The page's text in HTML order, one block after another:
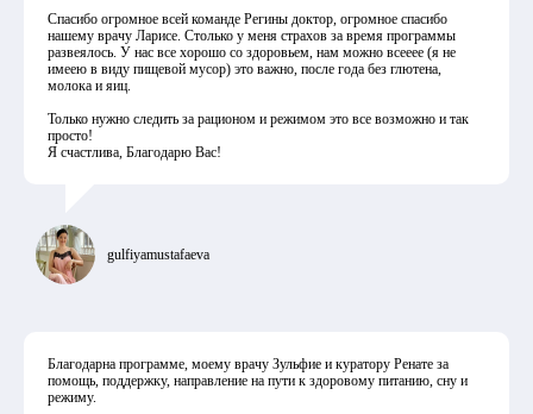
Спасибо огромное всей команде Регины доктор, огромное спасибо
нашему врачу Ларисе. Столько у меня страхов за время программы
развеялось. У нас все хорошо со здоровьем, нам можно всееее (я не
имеею в виду пищевой мусор) это важно, после года без глютена,
молока и яиц.
Только нужно следить за рационом и режимом это все возможно и так
просто!
Я счастлива, Благодарю Вас!
gulfiyamustafaeva
Благодарна программе, моему врачу Зульфие и куратору Ренате за
помощь, поддержку, направление на пути к здоровому питанию, сну и
режиму.